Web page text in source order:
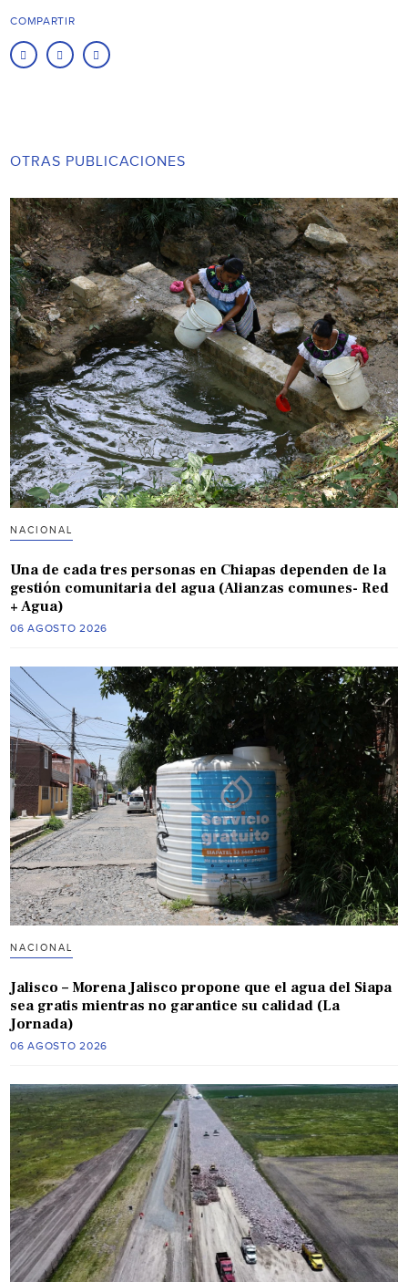
COMPARTIR
OTRAS PUBLICACIONES
NACIONAL
Una de cada tres personas en Chiapas dependen de la
gestión comunitaria del agua (Alianzas comunes- Red
+ Agua)
06 AGOSTO 2026
NACIONAL
Jalisco – Morena Jalisco propone que el agua del Siapa
sea gratis mientras no garantice su calidad (La
Jornada)
06 AGOSTO 2026